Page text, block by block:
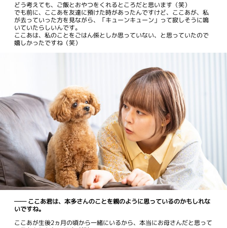
どう考えても、ご飯とおやつをくれるところだと思います（笑）
でも前に、ここあを友達に預けた時があったんですけど、ここあが、私
が去っていった方を見ながら、「キューンキューン」って寂しそうに鳴
いていたらしいんです。
ここあは、私のことをごはん係としか思っていない、と思っていたので
嬉しかったですね（笑）
── ここあ君は、本多さんのことを親のように思っているのかもしれな
いですね。
ここあが生後2ヵ月の頃から一緒にいるから、本当にお母さんだと思って